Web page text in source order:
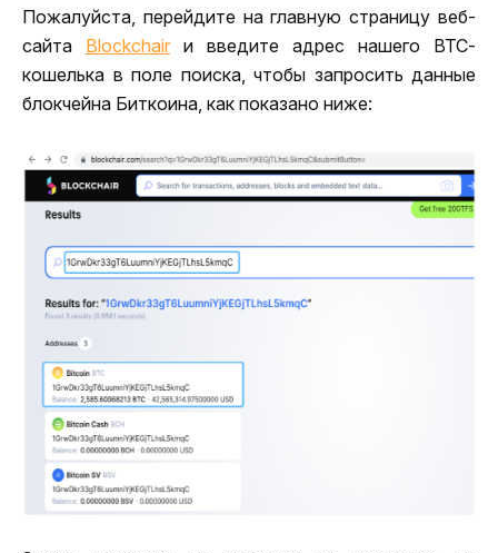
Пожалуйста, перейдите на главную страницу веб-
сайта Blockchair и введите адрес нашего BTC-
кошелька в поле поиска, чтобы запросить данные
блокчейна Биткоина, как показано ниже: